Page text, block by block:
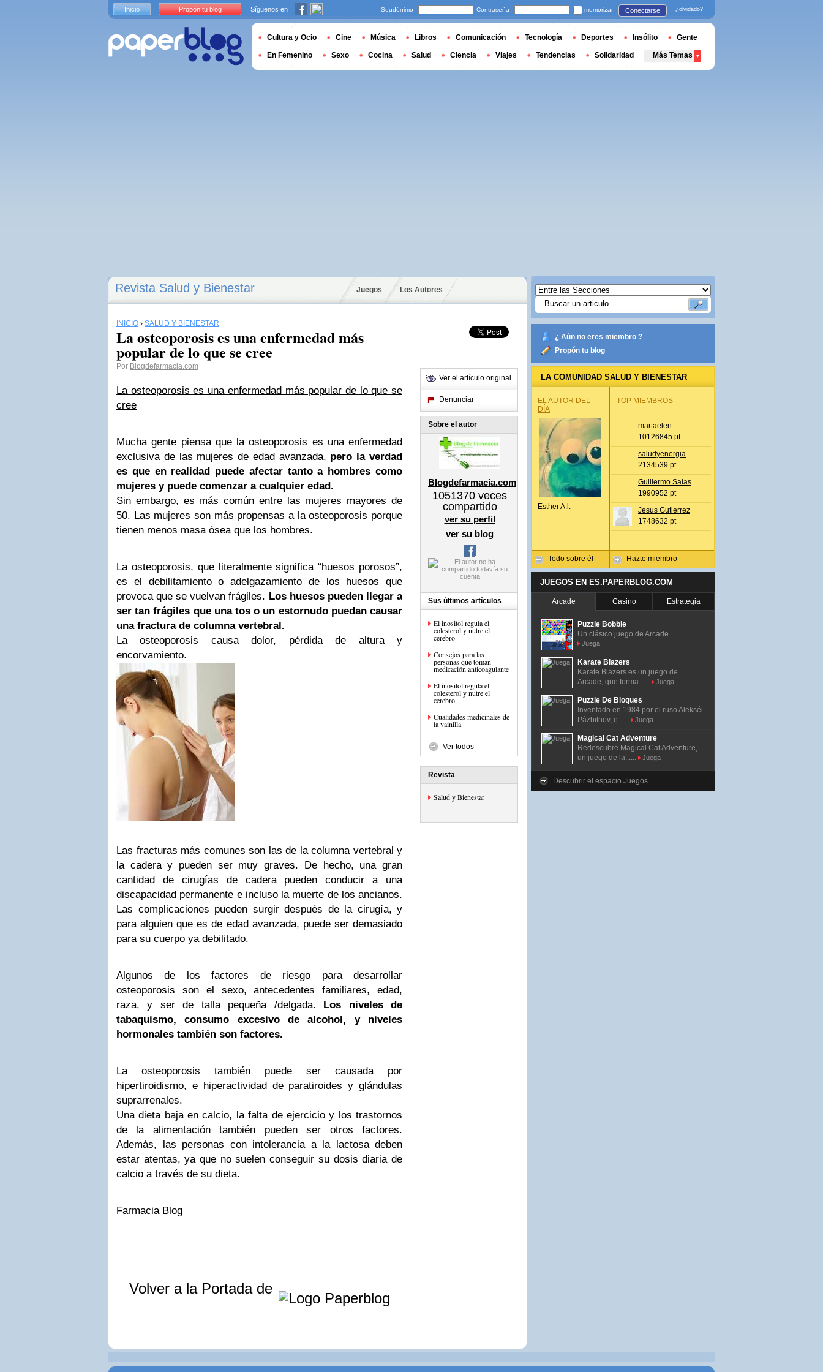
Revista Salud y Bienestar Juegos Los Autores
INICIO › SALUD Y BIENESTAR
La osteoporosis es una enfermedad más
popular de lo que se cree
Por Blogdefarmacia.com
La osteoporosis es una enfermedad más popular de lo que se
cree
Mucha gente piensa que la osteoporosis es una enfermedad
exclusiva de las mujeres de edad avanzada, pero la verdad
es que en realidad puede afectar tanto a hombres como
mujeres y puede comenzar a cualquier edad.
Sin embargo, es más común entre las mujeres mayores de
50. Las mujeres son más propensas a la osteoporosis porque
tienen menos masa ósea que los hombres.
La osteoporosis, que literalmente significa “huesos porosos”,
es el debilitamiento o adelgazamiento de los huesos que
provoca que se vuelvan frágiles. Los huesos pueden llegar a
ser tan frágiles que una tos o un estornudo puedan causar
una fractura de columna vertebral.
La osteoporosis causa dolor, pérdida de altura y
encorvamiento.
Las fracturas más comunes son las de la columna vertebral y
la cadera y pueden ser muy graves. De hecho, una gran
cantidad de cirugías de cadera pueden conducir a una
discapacidad permanente e incluso la muerte de los ancianos.
Las complicaciones pueden surgir después de la cirugía, y
para alguien que es de edad avanzada, puede ser demasiado
para su cuerpo ya debilitado.
Algunos de los factores de riesgo para desarrollar
osteoporosis son el sexo, antecedentes familiares, edad,
raza, y ser de talla pequeña /delgada. Los niveles de
tabaquismo, consumo excesivo de alcohol, y niveles
hormonales también son factores.
La osteoporosis también puede ser causada por
hipertiroidismo, e hiperactividad de paratiroides y glándulas
suprarrenales.
Una dieta baja en calcio, la falta de ejercicio y los trastornos
de la alimentación también pueden ser otros factores.
Además, las personas con intolerancia a la lactosa deben
estar atentas, ya que no suelen conseguir su dosis diaria de
calcio a través de su dieta.
Farmacia Blog
Volver a la Portada de
Ver el artículo original
Denunciar
Sobre el autor
Blogdefarmacia.com
1051370 veces
compartido
ver su perfil
ver su blog
Sus últimos artículos
El inositol regula el
colesterol y nutre el
cerebro
Consejos para las
personas que toman
medicación anticoagulante
El inositol regula el
colesterol y nutre el
cerebro
Cualidades medicinales de
la vainilla
Ver todos
Revista
Salud y Bienestar
¿ Aún no eres miembro ?
Propón tu blog
LA COMUNIDAD SALUD Y BIENESTAR
EL AUTOR DEL
DÍA
Esther A.l.
Todo sobre él
TOP MIEMBROS
martaelen
10126845 pt
saludyenergia
2134539 pt
Guillermo Salas
1990952 pt
Jesus Gutierrez
1748632 pt
Hazte miembro
JUEGOS EN ES.PAPERBLOG.COM
Arcade Casino Estrategia
Puzzle Bobble
Un clásico juego de Arcade. ......
Juega
Karate Blazers
Karate Blazers es un juego de
Arcade, que forma......
Juega
Puzzle De Bloques
Inventado en 1984 por el ruso Alekséi
Pázhitnov, e......
Juega
Magical Cat Adventure
Redescubre Magical Cat Adventure,
un juego de la......
Juega
Descubrir el espacio Juegos
Inicio Propón tu blog Síguenos en Seudónimo Contraseña memorizar Conectarse ¿olvidado?
Cultura y Ocio Cine Música Libros Comunicación Tecnología Deportes Insólito Gente
En Femenino Sexo Cocina Salud Ciencia Viajes Tendencias Solidaridad Más Temas